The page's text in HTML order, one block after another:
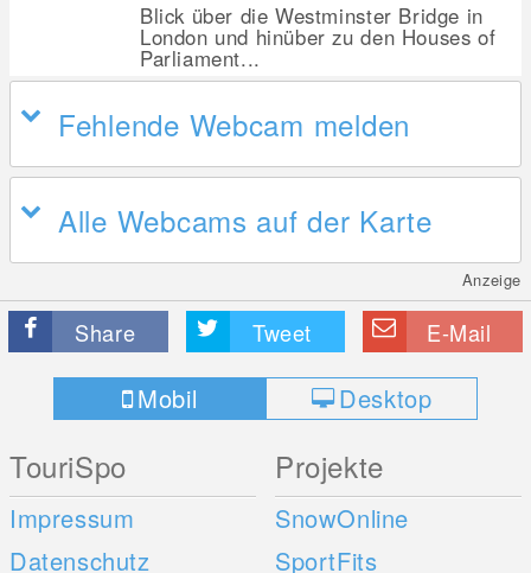
Blick über die Westminster Bridge in
London und hinüber zu den Houses of
Parliament...
Fehlende Webcam melden
Alle Webcams auf der Karte
Anzeige
Share Tweet E-Mail
Mobil Desktop
TouriSpo
Impressum
Datenschutz
Projekte
SnowOnline
SportFits